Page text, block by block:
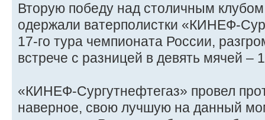
Вторую победу над столичным
одержали ватерполистки «КИНЕФ-
17-го тура чемпионата России,
встрече с разницей в девять мячей –
«КИНЕФ-Сургутнефтегаз» провел
наверное, свою лучшую на данный